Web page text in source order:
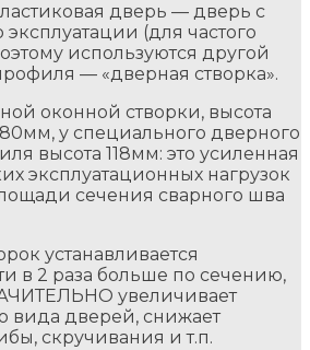
дверь — дверь с
эксплуатации (для частого
используются другой
— «дверная створка».
оконной створки, высота
80мм, у специального дверного
высота 118мм: это усиленная
эксплуатационных нагрузок
сечения сварного шва
устанавливается
в 2 раза больше по сечению,
увеличивает
вида дверей, снижает
скручивания и т.п.